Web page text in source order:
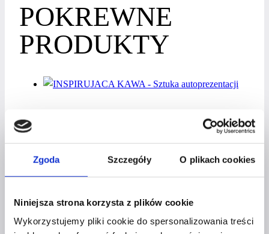
Zgoda Szczegóły O plikach cookies
Niniejsza strona korzysta z plików cookie
Wykorzystujemy pliki cookie do spersonalizowania treści
POKREWNE
PRODUKTY
AUTOPREZENTACJI